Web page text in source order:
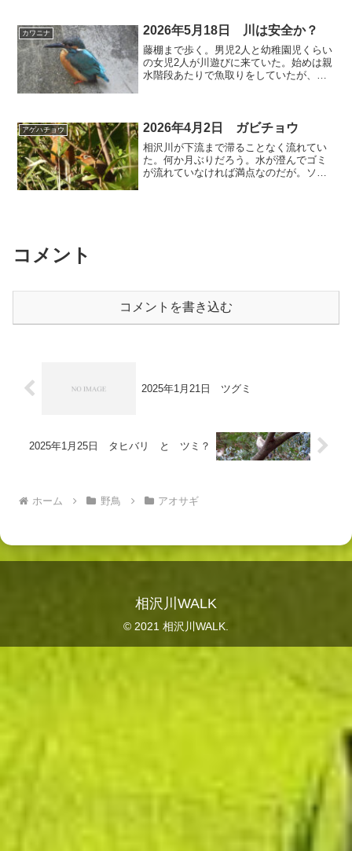
カワニナ 2026年5月18日 川は安全か？
藤棚まで歩く。男児2人と幼稚園児くらい
の女児2人が川遊びに来ていた。始めは親
水階段あたりで魚取りをしていたが、上
チが吸水に来ていたの...
アゲハチョウ 2026年4月2日 ガビチョウ
相沢川が下流まで滞ることなく流れてい
た。何か月ぶりだろう。水が澄んでゴミ
が流れていなければ満点なのだが。ソメ
コメント
コメントを書き込む
2025年1月21日 ツグミ
2025年1月25日 タヒバリ と ツミ？
ホーム 野鳥 アオサギ
相沢川WALK
© 2021 相沢川WALK.